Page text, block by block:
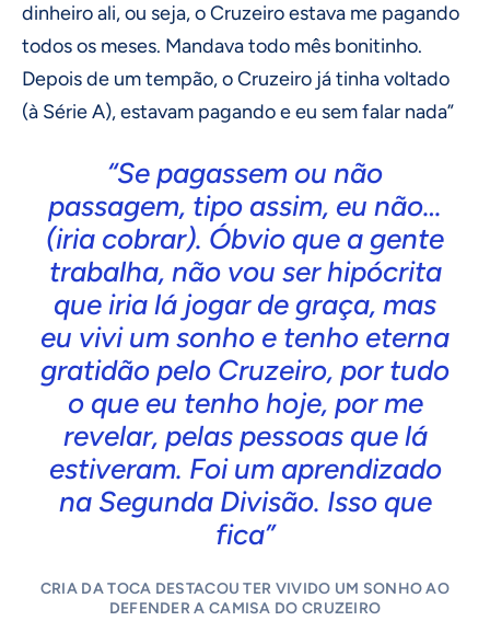
dinheiro ali, ou seja, o Cruzeiro estava me pagando
todos os meses. Mandava todo mês bonitinho.
Depois de um tempão, o Cruzeiro já tinha voltado
(à Série A), estavam pagando e eu sem falar nada”
“Se pagassem ou não
passagem, tipo assim, eu não…
(iria cobrar). Óbvio que a gente
trabalha, não vou ser hipócrita
que iria lá jogar de graça, mas
eu vivi um sonho e tenho eterna
gratidão pelo Cruzeiro, por tudo
o que eu tenho hoje, por me
revelar, pelas pessoas que lá
estiveram. Foi um aprendizado
na Segunda Divisão. Isso que
fica”
CRIA DA TOCA DESTACOU TER VIVIDO UM SONHO AO
DEFENDER A CAMISA DO CRUZEIRO